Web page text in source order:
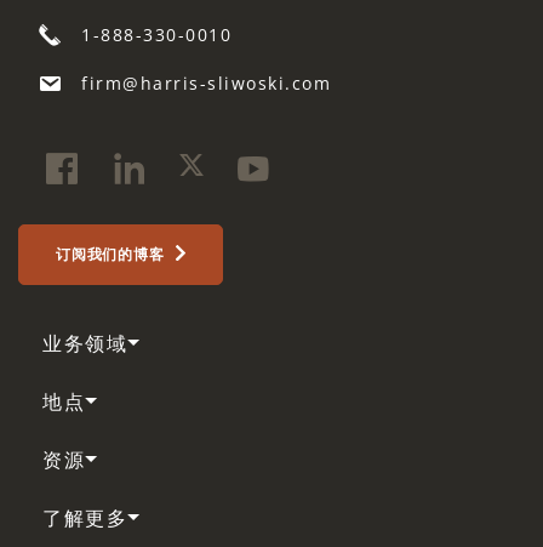
1-888-330-0010
firm@harris-sliwoski.com
订阅我们的博客
业务领域
地点
资源
了解更多